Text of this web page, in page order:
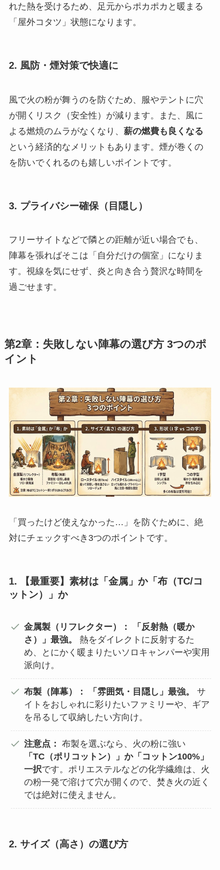
れた熱を受けるため、足元からポカポカと暖まる
「屋外コタツ」状態になります。
2. 風防・煙対策で快適に
風で火の粉が舞うのを防ぐため、服やテントに穴
が開くリスク（安全性）が減ります。また、風に
よる燃焼のムラがなくなり、 薪の燃費も良くなる
という経済的なメリットもあります。煙が巻くの
を防いでくれるのも嬉しいポイントです。
3. プライバシー確保（目隠し）
フリーサイトなどで隣との距離が近い場合でも、
陣幕を張ればそこは「自分だけの個室」になりま
す。視線を気にせず、炎と向き合う贅沢な時間を
過ごせます。
第2章：失敗しない陣幕の選び方 3つのポ
イント
「買ったけど使えなかった…」を防ぐために、絶
対にチェックすべき3つのポイントです。
1. 【最重要】素材は「金属」か「布（TC/コ
ットン）」か
金属製（リフレクター）：
「反射熱（暖か
さ）」最強。
熱をダイレクトに反射するた
め、とにかく暖まりたいソロキャンパーや実用
派向け。
布製（陣幕）： 「雰囲気・目隠し」最強。
サ
イトをおしゃれに彩りたいファミリーや、ギア
を吊るして収納したい方向け。
注意点： 布製を選ぶなら、火の粉に強い
「TC（ポリコットン）」か「コットン100%」
一択です。ポリエステルなどの化学繊維は、火
の粉一発で溶けて穴が開くので、焚き火の近く
では絶対に使えません。
2. サイズ（高さ）の選び方